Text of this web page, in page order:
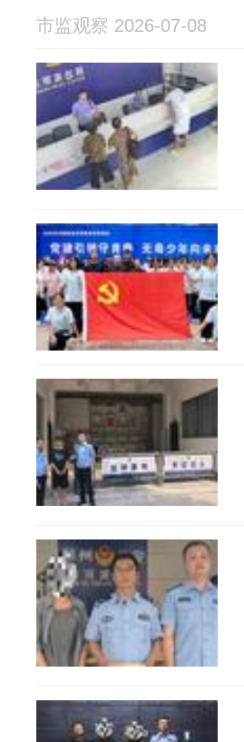
市监观察 2026-07-08